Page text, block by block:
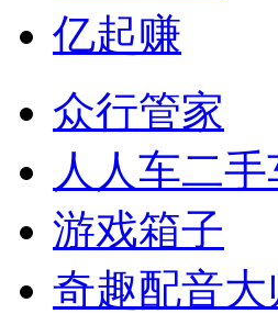
亿起赚
众行管家
人人车二手
游戏箱子
奇趣配音大